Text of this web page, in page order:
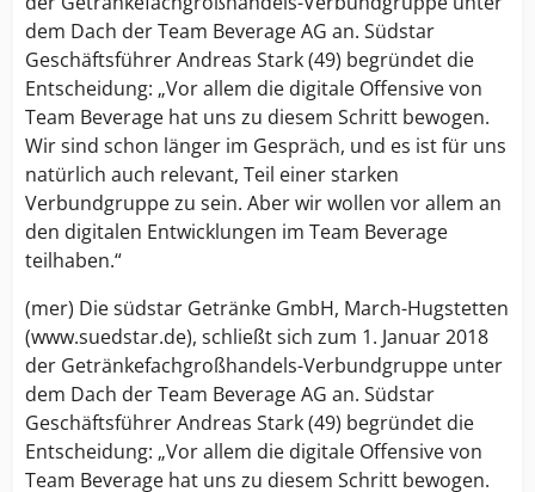
dem Dach der Team Beverage AG an. Südstar
Geschäftsführer Andreas Stark (49) begründet die
Entscheidung: „Vor allem die digitale Offensive von
Team Beverage hat uns zu diesem Schritt bewogen.
Wir sind schon länger im Gespräch, und es ist für uns
natürlich auch relevant, Teil einer starken
Verbundgruppe zu sein. Aber wir wollen vor allem an
den digitalen Entwicklungen im Team Beverage
teilhaben.“
(mer) Die südstar Getränke GmbH, March-Hugstetten
(www.suedstar.de), schließt sich zum 1. Januar 2018
der Getränkefachgroßhandels-Verbundgruppe unter
dem Dach der Team Beverage AG an. Südstar
Geschäftsführer Andreas Stark (49) begründet die
Entscheidung: „Vor allem die digitale Offensive von
Team Beverage hat uns zu diesem Schritt bewogen.